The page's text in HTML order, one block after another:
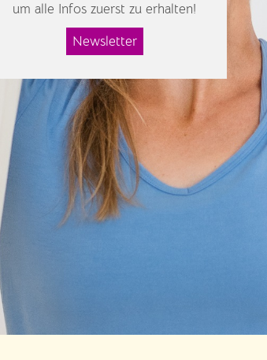
um alle Infos zuerst zu erhalten!
Newsletter